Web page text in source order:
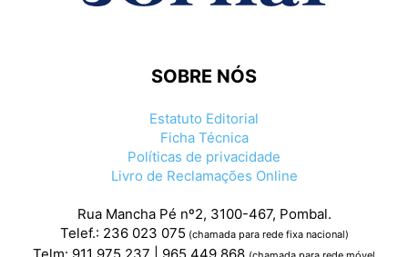
SOBRE NÓS
Estatuto Editorial
Ficha Técnica
Políticas de privacidade
Livro de Reclamações Online
Rua Mancha Pé nº2, 3100-467, Pombal.
Telef.: 236 023 075 (chamada para rede fixa nacional)
Telm: 911 975 237 | 965 449 868